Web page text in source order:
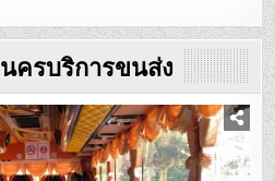
นครบริการขนส่ง